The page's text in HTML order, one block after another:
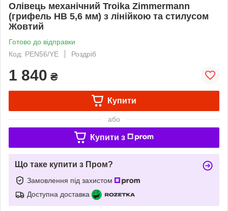
Олівець механічний Troika Zimmermann
(грифель HB 5,6 мм) з лінійкою та стилусом
Жовтий
Готово до відправки
Код: PEN56/YE
Роздріб
1 840 ₴
Купити
або
Купити з
Що таке купити з Пром?
Замовлення під захистом
Доступна доставка